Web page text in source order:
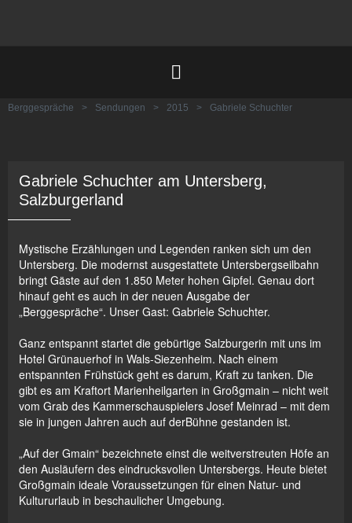
Berggespräche > Sendungen > 2015 > Gabriele Schuchter
Gabriele Schuchter am Untersberg,
Salzburgerland
Mystische Erzählungen und Legenden ranken sich um den
Untersberg. Die modernst ausgestattete Untersbergseilbahn
bringt Gäste auf den 1.850 Meter hohen Gipfel. Genau dort
hinauf geht es auch in der neuen Ausgabe der
„Berggespräche“. Unser Gast: Gabriele Schuchter.
Ganz entspannt startet die gebürtige Salzburgerin mit uns im
Hotel Grünauerhof in Wals-Siezenheim. Nach einem
entspannten Frühstück geht es darum, Kraft zu tanken. Die
gibt es am Kraftort Marienheilgarten in Großgmain – nicht weit
vom Grab des Kammerschauspielers Josef Meinrad – mit dem
sie in jungen Jahren auch auf derBühne gestanden ist.
„Auf der Gmain“ bezeichnete einst die weitverstreuten Höfe an
den Ausläufern des eindrucksvollen Untersbergs. Heute bietet
Großgmain ideale Voraussetzungen für einen Natur- und
Kultururlaub in beschaulicher Umgebung.